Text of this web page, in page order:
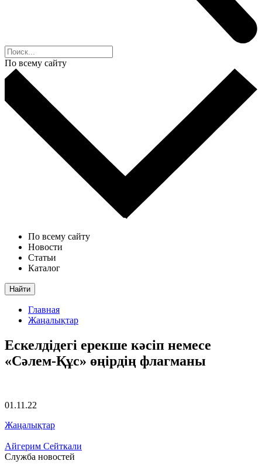
По всему сайту
По всему сайту
Новости
Статьи
Каталог
Найти
Главная
Жаңалықтар
Ескелдідегі ерекше кәсіп немесе
«Сәлем-Құс» өңірдің флагманы
01.11.22
Жаңалықтар
Айгерим Сейткали
Служба новостей